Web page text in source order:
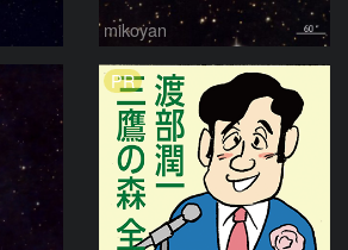
mikoyan
PR